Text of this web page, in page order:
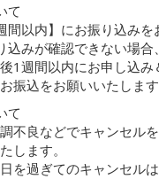
て
間以内】にお振り込みを
込みが確認できない場
1週間以内にお申し込
振込をお願いいたします
て
不良などでキャンセル
します。
を過ぎてのキャンセル